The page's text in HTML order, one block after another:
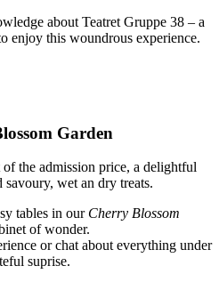
about Teatret Gruppe 38 – a
enjoy this woundrous experience.
Garden
the admission price, a delightful
wet an dry treats.
tables in our Cherry Blossom
of wonder.
or chat about everything under
suprise.